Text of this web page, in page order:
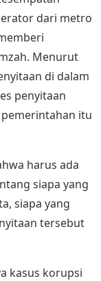
dari metro
Menurut
di dalam
penyitaan
itu
harus ada
siapa yang
siapa yang
tersebut
kasus korupsi